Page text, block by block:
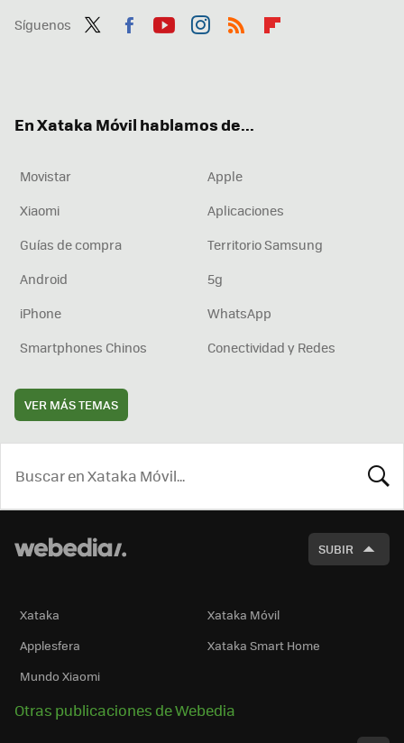
Síguenos
En Xataka Móvil hablamos de...
Movistar
Apple
Xiaomi
Aplicaciones
Guías de compra
Territorio Samsung
Android
5g
iPhone
WhatsApp
Smartphones Chinos
Conectividad y Redes
VER MÁS TEMAS
SUBIR
Xataka
Xataka Móvil
Applesfera
Xataka Smart Home
Mundo Xiaomi
Otras publicaciones de Webedia